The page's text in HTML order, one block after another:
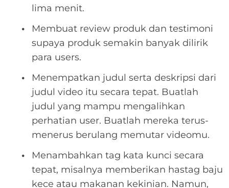
lima menit.
Membuat review produk dan testimoni
supaya produk semakin banyak dilirik
para users.
Menempatkan judul serta deskripsi dari
judul video itu secara tepat. Buatlah
judul yang mampu mengalihkan
perhatian user. Buatlah mereka terus-
menerus berulang memutar videomu.
Menambahkan tag kata kunci secara
tepat, misalnya memberikan hastag baju
kece atau makanan kekinian. Namun,